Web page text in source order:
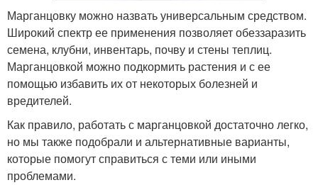
Марганцовку можно назвать универсальным средством.
Широкий спектр ее применения позволяет обеззаразить
семена, клубни, инвентарь, почву и стены теплиц.
Марганцовкой можно подкормить растения и с ее
помощью избавить их от некоторых болезней и
вредителей.
Как правило, работать с марганцовкой достаточно легко,
но мы также подобрали и альтернативные варианты,
которые помогут справиться с теми или иными
проблемами.